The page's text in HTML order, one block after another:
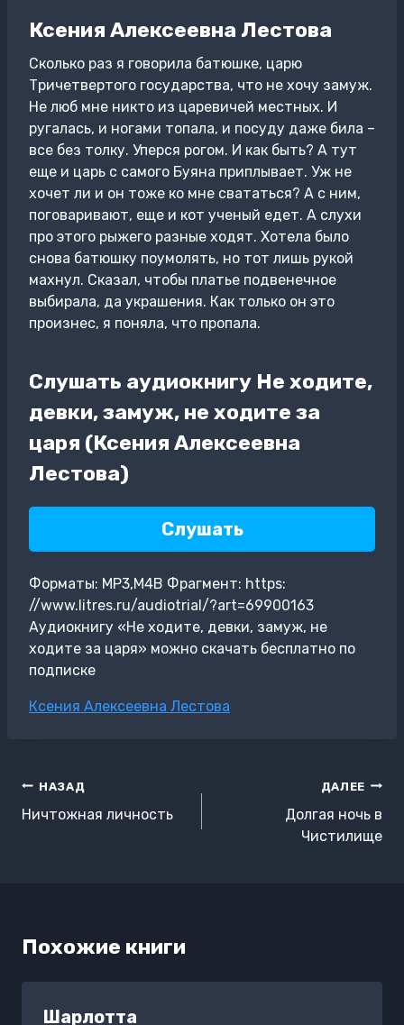
Ксения Алексеевна Лестова
Сколько раз я говорила батюшке, царю
Тричетвертого государства, что не хочу замуж.
Не люб мне никто из царевичей местных. И
ругалась, и ногами топала, и посуду даже била –
все без толку. Уперся рогом. И как быть? А тут
еще и царь с самого Буяна приплывает. Уж не
хочет ли и он тоже ко мне свататься? А с ним,
поговаривают, еще и кот ученый едет. А слухи
про этого рыжего разные ходят. Хотела было
снова батюшку поумолять, но тот лишь рукой
махнул. Сказал, чтобы платье подвенечное
выбирала, да украшения. Как только он это
произнес, я поняла, что пропала.
Слушать аудиокнигу Не ходите,
девки, замуж, не ходите за
царя (Ксения Алексеевна
Лестова)
Слушать
Форматы: MP3,M4B Фрагмент: https:
//www.litres.ru/audiotrial/?art=69900163
Аудиокнигу «Не ходите, девки, замуж, не
ходите за царя» можно скачать бесплатно по
подписке
Метки
Ксения Алексеевна Лестова
Навигация
по
НАЗАД
Ничтожная личность
ДАЛЕЕ
Долгая ночь в
Чистилище
Похожие книги
Шарлотта